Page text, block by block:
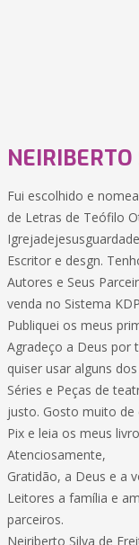
Fui escolhido e
de Letras de Teófilo
Escritor e desgn.
Autores e Seus
venda no Sistema
Publiquei os meus
Agradeço a Deus por
quiser usar alguns
Séries e Peças de
justo. Gosto muito de
Pix e leia os meus
Atenciosamente,
Gratidão, a Deus e a
Leitores a família e
parceiros.
Neiriberto Silva de